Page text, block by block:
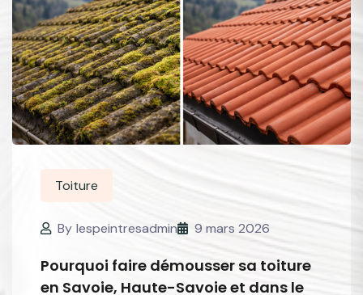
Toiture
By lespeintresadmin 9 mars 2026
Pourquoi faire démousser sa toiture
en Savoie, Haute-Savoie et dans le